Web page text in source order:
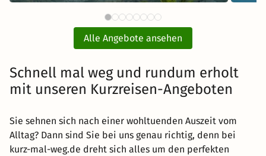
ab112 CHF
Europa-Park Eintritt mit Hotel
inkl. Übernachtung und Frühstück
Zum Angebot
Alle Angebote ansehen
Schnell mal weg und rundum erholt
mit unseren Kurzreisen-Angeboten
Sie sehnen sich nach einer wohltuenden Auszeit vom
Alltag? Dann sind Sie bei uns genau richtig, denn bei
kurz-mal-weg.de dreht sich alles um den perfekten